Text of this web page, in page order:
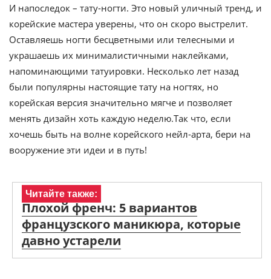
И напоследок – тату-ногти. Это новый уличный тренд, и
корейские мастера уверены, что он скоро выстрелит.
Оставляешь ногти бесцветными или телесными и
украшаешь их минималистичными наклейками,
напоминающими татуировки. Несколько лет назад
были популярны настоящие тату на ногтях, но
корейская версия значительно мягче и позволяет
менять дизайн хоть каждую неделю.Так что, если
хочешь быть на волне корейского нейл-арта, бери на
вооружение эти идеи и в путь!
Читайте также:
Плохой френч: 5 вариантов
французского маникюра, которые
давно устарели